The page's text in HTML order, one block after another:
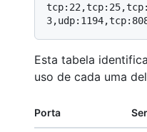
Esta tabela
uso de cada uma
Porta